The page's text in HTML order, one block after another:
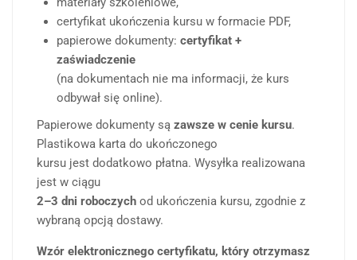
certyfikat ukończenia kursu w formacie PDF,
papierowe dokumenty: certyfikat +
zaświadczenie
(na dokumentach nie ma informacji, że kurs
odbywał się online).
Papierowe dokumenty są zawsze w cenie kursu.
Plastikowa karta do ukończonego
kursu jest dodatkowo płatna. Wysyłka realizowana
jest w ciągu
2–3 dni roboczych od ukończenia kursu, zgodnie z
wybraną opcją dostawy.
Wzór elektronicznego certyfikatu, który otrzymasz